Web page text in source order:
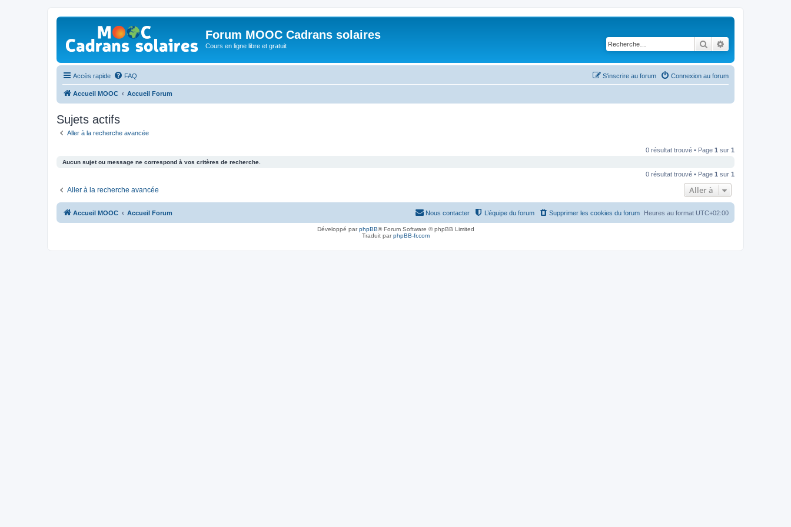
Forum MOOC Cadrans solaires
Cours en ligne libre et gratuit Rechercher
Accès rapide FAQ Connexion au forum
S’inscrire au forum
Accueil MOOC Accueil Forum
Sujets actifs
Aller à la recherche avancée
0 résultat trouvé • Page 1 sur 1
Aucun sujet ou message ne correspond à vos critères de recherche.
0 résultat trouvé • Page 1 sur 1
Aller à la recherche avancée Aller à
Accueil MOOC Accueil Forum Heures au format UTC+02:00
Supprimer les cookies du forum
L’équipe du forum
Nous contacter
Développé parphpBB® Forum Software © phpBB Limited
Traduit parphpBB-fr.com